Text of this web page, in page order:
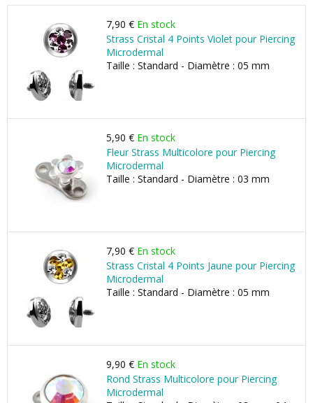
7,90 € En stock
Strass Cristal 4 Points Violet pour Piercing
Microdermal
Taille : Standard - Diamètre : 05 mm
5,90 € En stock
Fleur Strass Multicolore pour Piercing
Microdermal
Taille : Standard - Diamètre : 03 mm
7,90 € En stock
Strass Cristal 4 Points Jaune pour Piercing
Microdermal
Taille : Standard - Diamètre : 05 mm
9,90 € En stock
Rond Strass Multicolore pour Piercing
Microdermal